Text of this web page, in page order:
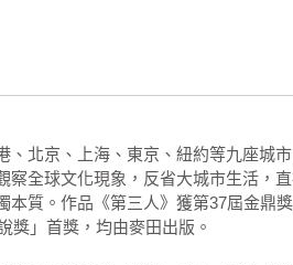
續，他停下來，手執劇本，眼神哀
。」
氛尷尬，一會兒後，湯姆對月青說
、北京、上海、東京、紐約等九座城
察全球文化現象，反省大城市生活，
質。作品《第三人》獲第37屆金鼎
獎」首獎，均由麥田出版。